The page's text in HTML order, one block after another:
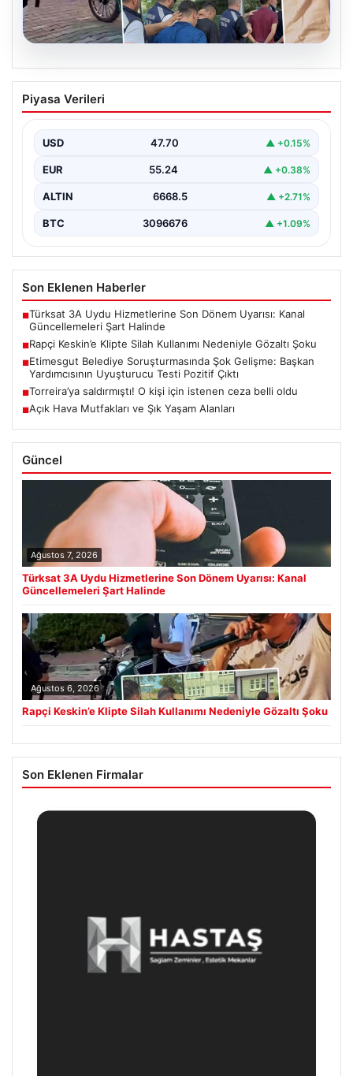
06.08.2026
Rapçi Keskin’e Klipte Silah Kullanımı
Nedeniyle Gözaltı Şoku
gerçekleştirdiği klip çekimi sırasında silah kullanımı…
Piyasa Verileri
USD 47.70 ▲ +0.15%
EUR 55.24 ▲ +0.38%
ALTIN 6668.5 ▲ +2.71%
BTC 3096676 ▲ +1.09%
Son Eklenen Haberler
■Türksat 3A Uydu Hizmetlerine Son Dönem Uyarısı: Kanal
Güncellemeleri Şart Halinde
■Rapçi Keskin’e Klipte Silah Kullanımı Nedeniyle Gözaltı Şoku
■Etimesgut Belediye Soruşturmasında Şok Gelişme: Başkan
Yardımcısının Uyuşturucu Testi Pozitif Çıktı
■Torreira’ya saldırmıştı! O kişi için istenen ceza belli oldu
■Açık Hava Mutfakları ve Şık Yaşam Alanları
Güncel
Ağustos 7, 2026
Türksat 3A Uydu Hizmetlerine Son Dönem Uyarısı: Kanal
Güncellemeleri Şart Halinde
Ağustos 6, 2026
Rapçi Keskin’e Klipte Silah Kullanımı Nedeniyle Gözaltı Şoku
Son Eklenen Firmalar